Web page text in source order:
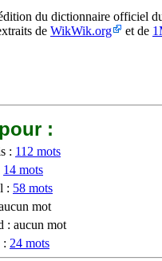
du dictionnaire officiel
de WikWik.org et de
:
: 112 mots
14 mots
: 58 mots
mot
: aucun mot
: 24 mots